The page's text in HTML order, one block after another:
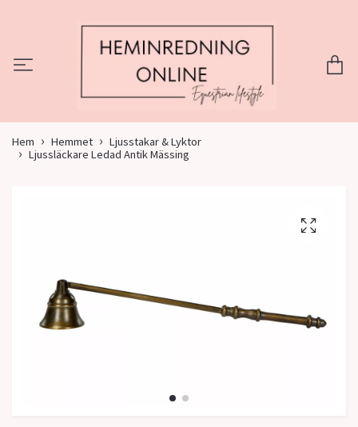
Hem Hemmet
Ljusstakar & Lyktor
Ljussläckare Ledad Antik Mässing